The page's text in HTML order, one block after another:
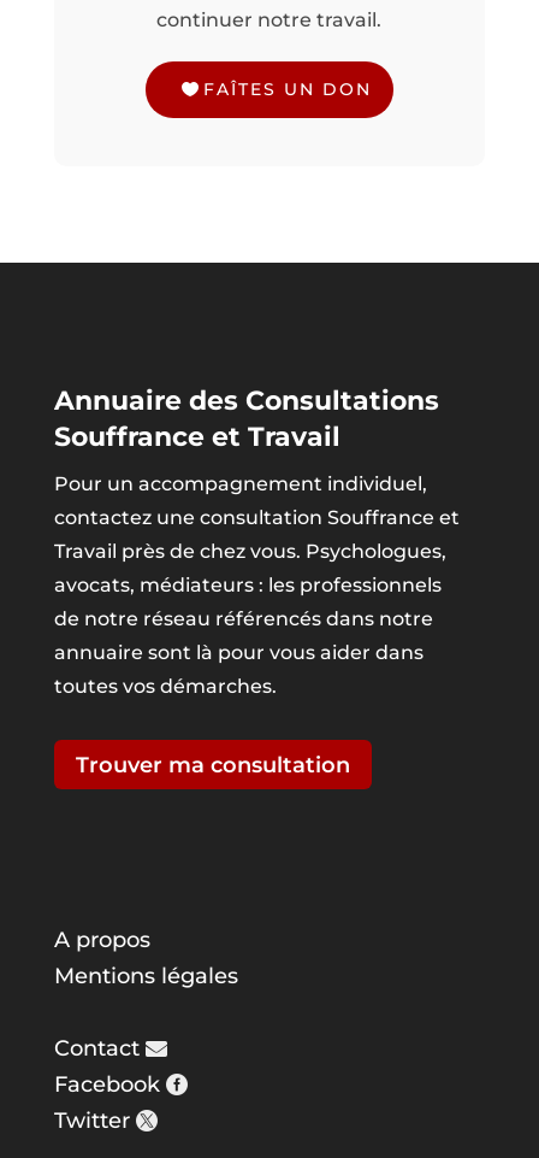
continuer notre travail.
FAÎTES UN DON
Annuaire des Consultations
Souffrance et Travail
Pour un accompagnement individuel,
contactez une consultation Souffrance et
Travail près de chez vous. Psychologues,
avocats, médiateurs : les professionnels
de notre réseau référencés dans notre
annuaire sont là pour vous aider dans
toutes vos démarches.
Trouver ma consultation
A propos
Mentions légales
Contact
Facebook
Twitter